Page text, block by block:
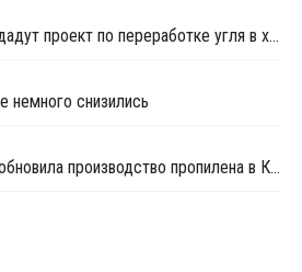
Индонезия и Китай создадут проект по переработке угля в химикаты
немного снизились
Hebei Haiwei Group возобновила производство пропилена в Китае